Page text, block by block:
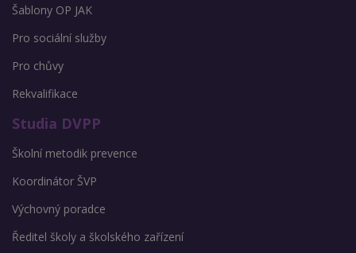
Šablony OP JAK
Pro sociální služby
Pro chůvy
Rekvalifikace
Studia DVPP
Školní metodik prevence
Koordinátor ŠVP
Výchovný poradce
Ředitel školy a školského zařízení